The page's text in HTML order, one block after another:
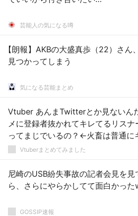
芸能人の気になる噂
【朗報】AKBの大盛真歩（22）さん
見つかってしまう
気になる芸能まとめ
Vtuber あんまTwitterとか見ないんだがサロ
メに登録者抜かれてキレてるリスナ
ってまじでいるの？←火畜は普通に
るぞｗｗｗ
Vtuberまとめてみました
尼崎のUSB紛失事故の記者会見を見
ら、さらにやらかしてて面白かっ
GOSSIP速報